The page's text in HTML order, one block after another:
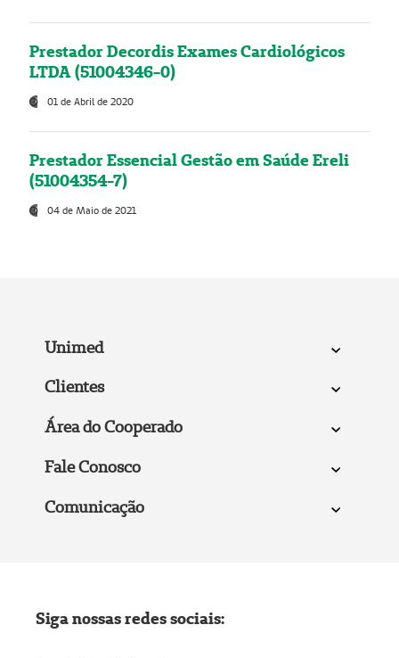
Prestador Decordis Exames Cardiológicos
LTDA (51004346-0)
01 de Abril de 2020
Prestador Essencial Gestão em Saúde Ereli
(51004354-7)
04 de Maio de 2021
Unimed
Clientes
Área do Cooperado
Fale Conosco
Comunicação
Siga nossas redes sociais: